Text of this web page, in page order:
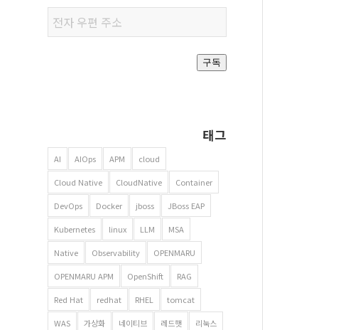
우편
주소
구독
태그
AI AIOps APM cloud
Cloud Native CloudNative Container
DevOps Docker jboss JBoss EAP
Kubernetes linux LLM MSA
Native Observability OPENMARU
OPENMARU APM OpenShift RAG
Red Hat redhat RHEL tomcat
WAS 가상화 네이티브 레드햇 리눅스